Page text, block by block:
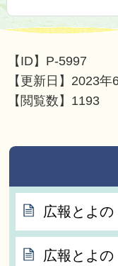
【ID】 P-5997
【更新日】 2023年
【閲覧数】 1193
広報とよの
広報とよの